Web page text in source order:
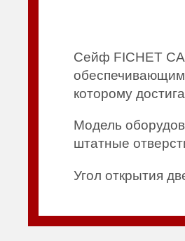
Сейф FICHET
которому
Модель
штатные
Угол открытия